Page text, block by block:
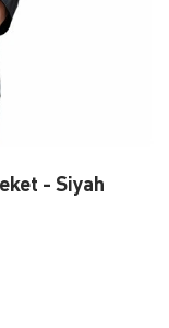
- Siyah